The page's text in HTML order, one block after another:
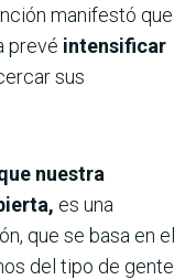
manifestó que
prevé intensificar
sus
nuestra
es una
que se basa en el
del tipo de gente